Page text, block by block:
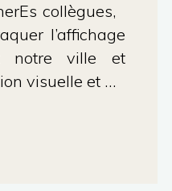
collègues,
l’affichage
notre ville et
visuelle et …